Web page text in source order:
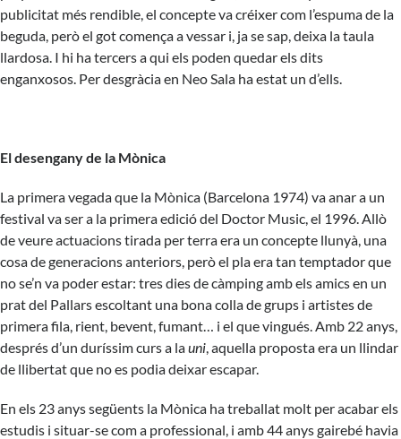
publicitat més rendible, el concepte va créixer com l’espuma de la
beguda, però el got comença a vessar i, ja se sap, deixa la taula
llardosa. I hi ha tercers a qui els poden quedar els dits
enganxosos. Per desgràcia en Neo Sala ha estat un d’ells.
El desengany de la Mònica
La primera vegada que la Mònica (Barcelona 1974) va anar a un
festival va ser a la primera edició del Doctor Music, el 1996. Allò
de veure actuacions tirada per terra era un concepte llunyà, una
cosa de generacions anteriors, però el pla era tan temptador que
no se’n va poder estar: tres dies de càmping amb els amics en un
prat del Pallars escoltant una bona colla de grups i artistes de
primera fila, rient, bevent, fumant… i el que vingués. Amb 22 anys,
després d’un duríssim curs a launi, aquella proposta era un llindar
de llibertat que no es podia deixar escapar.
En els 23 anys següents la Mònica ha treballat molt per acabar els
estudis i situar-se com a professional, i amb 44 anys gairebé havia